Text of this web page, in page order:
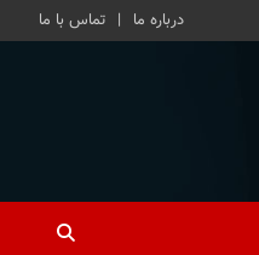
درباره ما تماس با ما